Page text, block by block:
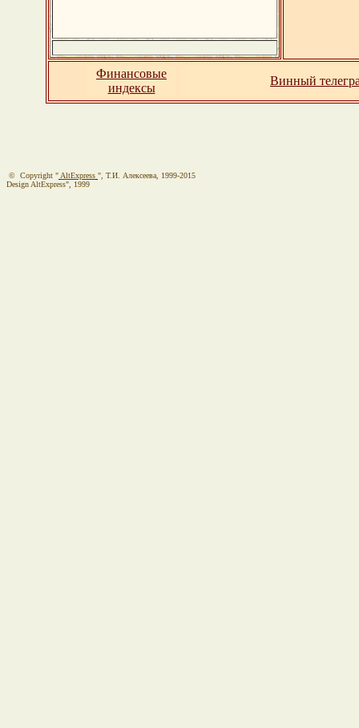
Финансовые
индексы
Винный
© Copyright " AltExpress ", Т.И. Алекcеева, 1999-2015
Design AltExpress", 1999